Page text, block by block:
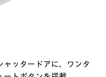
ッタードアに、
ワンタ